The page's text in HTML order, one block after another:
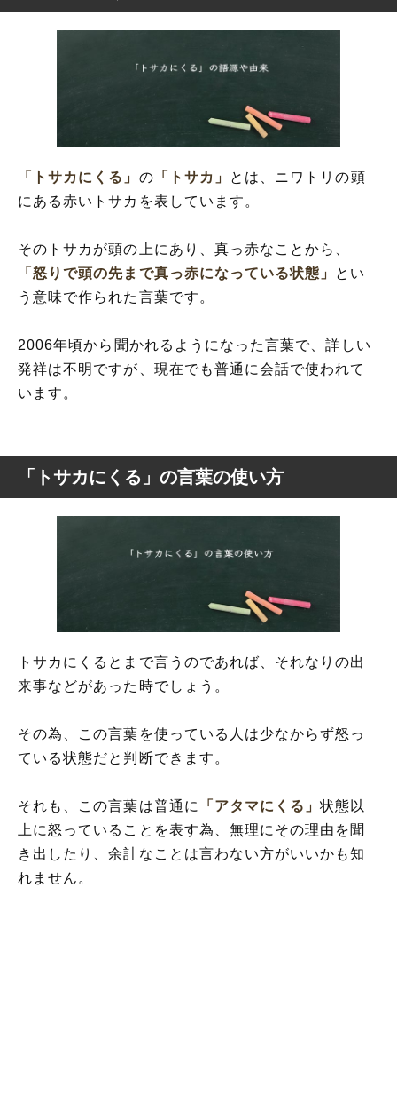
「トサカにくる」 の 「トサカ」
とは、ニワトリの頭
にある赤いトサカを表しています。
そのトサカが頭の上にあり、真っ赤なことから、
「怒りで頭の先まで真っ赤になっている状態」 とい
う意味で作られた言葉です。
2006年頃から聞かれるようになった言葉で、詳しい
発祥は不明ですが、現在でも普通に会話で使われて
います。
「トサカにくる」の言葉の使い方
トサカにくるとまで言うのであれば、それなりの出
来事などがあった時でしょう。
その為、この言葉を使っている人は少なからず怒っ
ている状態だと判断できます。
それも、この言葉は普通に 「アタマにくる」状態以
上に怒っていることを表す為、無理にその理由を聞
き出したり、余計なことは言わない方がいいかも知
れません。